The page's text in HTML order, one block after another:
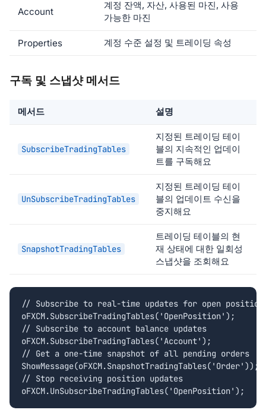
Account
계정 잔액, 자산, 사용된 마진, 사용
가능한 마진
Properties 계정 수준 설정 및 트레이딩 속성
구독 및 스냅샷 메서드
메서드 설명
SubscribeTradingTables
지정된 트레이딩 테이
블의 지속적인 업데이
트를 구독해요
UnSubscribeTradingTables
지정된 트레이딩 테이
블의 업데이트 수신을
중지해요
SnapshotTradingTables
트레이딩 테이블의 현
재 상태에 대한 일회성
스냅샷을 조회해요
// Subscribe to real-time updates for open
oFXCM.SubscribeTradingTables('OpenPosition');
// Subscribe to account balance updates
oFXCM.SubscribeTradingTables('Account');
// Get a one-time snapshot of all pending orders
ShowMessage(oFXCM.SnapshotTradingTables('Order'));
// Stop receiving position updates
oFXCM.UnSubscribeTradingTables('OpenPosition');